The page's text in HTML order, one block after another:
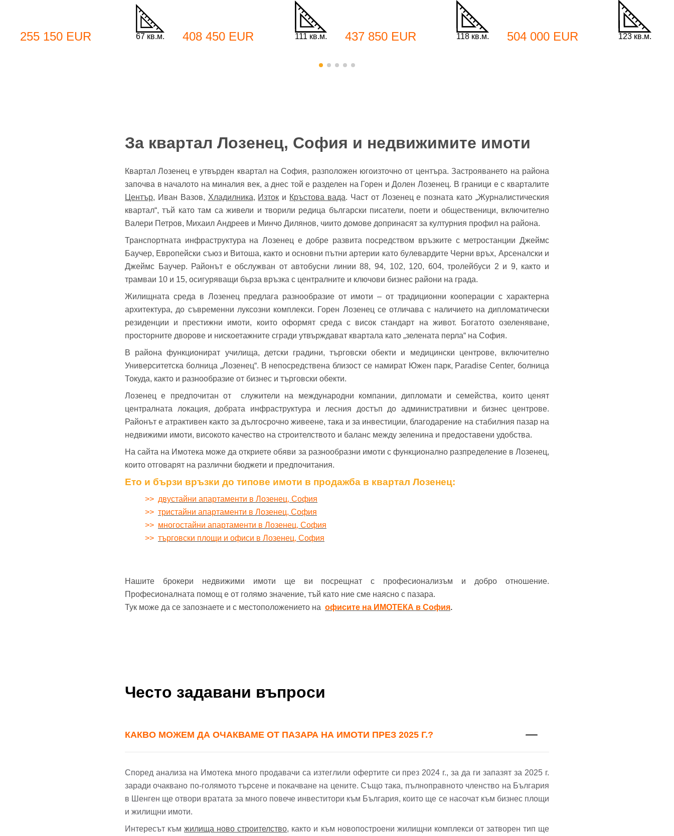
Парола
Забравена парола?
Вход
Вход като гост
или използвай профил
255 150 EUR 67 кв.м. 408 450 EUR 111 кв.м. 437 850 EUR 118 кв.м. 504 000 EUR 123 кв.м.
За квартал Лозенец, София и недвижимите имоти
Квартал Лозенец е утвърден квартал на София, разположен югоизточно от центъра. Застрояването на района
започва в началото на миналия век, а днес той е разделен на Горен и Долен Лозенец. В граници е с кварталите
Център, Иван Вазов, Хладилника, Изток и Кръстова вада. Част от Лозенец е позната като „Журналистическия
квартал“, тъй като там са живели и творили редица български писатели, поети и общественици, включително
Валери Петров, Михаил Андреев и Минчо Дилянов, чиито домове допринасят за културния профил на района.
Транспортната инфраструктура на Лозенец е добре развита посредством връзките с метростанции Джеймс
Баучер, Европейски съюз и Витоша, както и основни пътни артерии като булевардите Черни връх, Арсеналски и
Джеймс Баучер. Районът е обслужван от автобусни линии 88, 94, 102, 120, 604, тролейбуси 2 и 9, както и
трамваи 10 и 15, осигуряващи бърза връзка с централните и ключови бизнес райони на града.
Жилищната среда в Лозенец предлага разнообразие от имоти – от традиционни кооперации с характерна
архитектура, до съвременни луксозни комплекси. Горен Лозенец се отличава с наличието на дипломатически
резиденции и престижни имоти, които оформят среда с висок стандарт на живот. Богатото озеленяване,
просторните дворове и нискоетажните сгради утвърждават квартала като „зелената перла“ на София.
В района функционират училища, детски градини, търговски обекти и медицински центрове, включително
Университетска болница „Лозенец“. В непосредствена близост се намират Южен парк, Paradise Center, болница
Токуда, както и разнообразие от бизнес и търговски обекти.
Лозенец е предпочитан от служители на международни компании, дипломати и семейства, които ценят
централната локация, добрата инфраструктура и лесния достъп до административни и бизнес центрове.
Районът е атрактивен както за дългосрочно живеене, така и за инвестиции, благодарение на стабилния пазар на
недвижими имоти, високото качество на строителството и баланс между зеленина и предоставени удобства.
На сайта на Имотека може да откриете обяви за разнообразни имоти с функционално разпределение в Лозенец,
които отговарят на различни бюджети и предпочитания.
Ето и бързи връзки до типове имоти в продажба в квартал Лозенец:
>> двустайни апартаменти в Лозенец, София
>> тристайни апартаменти в Лозенец, София
>> многостайни апартаменти в Лозенец, София
>> търговски площи и офиси в Лозенец, София
Нашите брокери недвижими имоти ще ви посрещнат с професионализъм и добро отношение.
Професионалната помощ е от голямо значение, тъй като ние сме наясно с пазара.
Тук може да се запознаете и с местоположението на офисите на ИМОТЕКА в София.
Често задавани въпроси
КАКВО МОЖЕМ ДА ОЧАКВАМЕ ОТ ПАЗАРА НА ИМОТИ ПРЕЗ 2025 Г.?
Според анализа на Имотека много продавачи са изтеглили офертите си през 2024 г., за да ги запазят за 2025 г.
заради очаквано по-голямото търсене и покачване на цените. Също така, пълноправното членство на България
в Шенген ще отвори вратата за много повече инвеститори към България, които ще се насочат към бизнес площи
и жилищни имоти.
Интересът къмжилища ново строителство, както и към новопостроени жилищни комплекси от затворен тип ще
Телефон*
Заяви оглед
се обадим възможно най-бързо.